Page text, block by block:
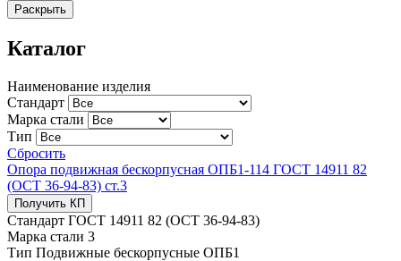
Раскрыть
Каталог
Наименование изделия
Стандарт
Марка стали
Тип
Сбросить
Опора подвижная бескорпусная ОПБ1-114 ГОСТ 14911 82
(ОСТ 36-94-83) ст.3
Получить КП
Стандарт ГОСТ 14911 82 (ОСТ 36-94-83)
Марка стали 3
Тип Подвижные бескорпусные ОПБ1